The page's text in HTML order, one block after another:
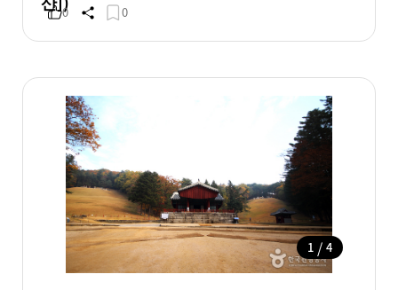
0 0
1 / 4